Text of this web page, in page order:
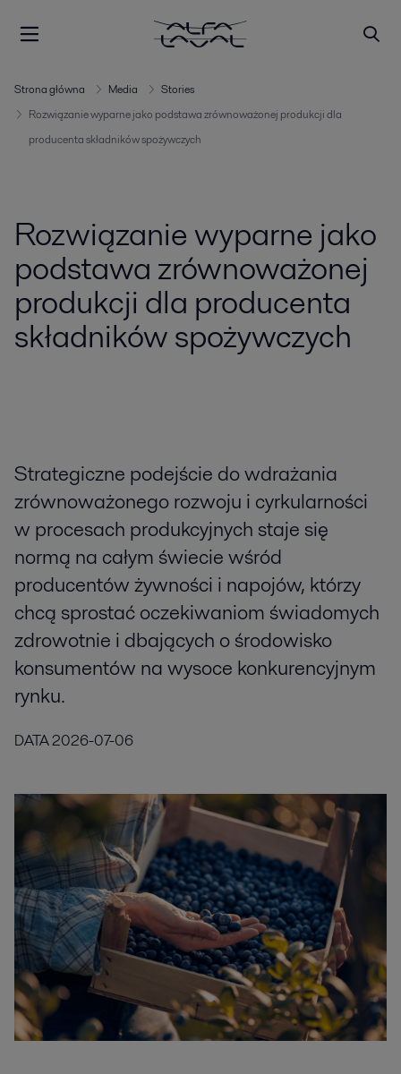
Strona główna Media
Stories
Rozwiązanie wyparne jako podstawa zrównoważonej produkcji dla
producenta składników spożywczych
Rozwiązanie wyparne jako
podstawa zrównoważonej
produkcji dla producenta
składników spożywczych
Strategiczne podejście do wdrażania
zrównoważonego rozwoju i cyrkularności
w procesach produkcyjnych staje się
normą na całym świecie wśród
producentów żywności i napojów, którzy
chcą sprostać oczekiwaniom świadomych
zdrowotnie i dbających o środowisko
konsumentów na wysoce konkurencyjnym
rynku.
DATA2026-07-06